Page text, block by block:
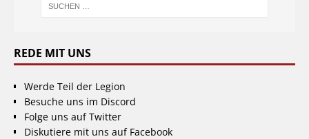
REDE MIT UNS
Werde Teil der Legion
Besuche uns im Discord
Folge uns auf Twitter
Diskutiere mit uns auf Facebook